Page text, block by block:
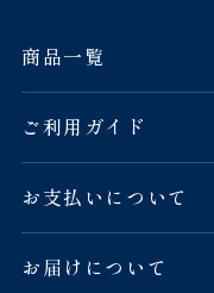
商品一覧
ご利用ガイド
お支払いについて
お届けについて